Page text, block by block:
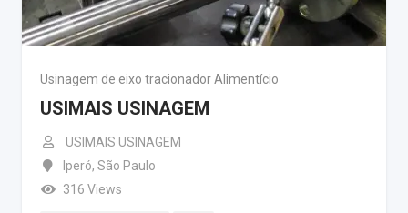
Usinagem de eixo tracionador Alimentício
USIMAIS USINAGEM
USIMAIS USINAGEM
Iperó, São Paulo
316 Views